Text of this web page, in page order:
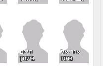
אוריאל
בוסו
חיים
ביטון